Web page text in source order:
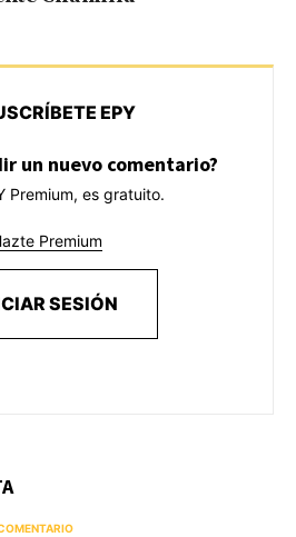
EPY
un nuevo comentario?
Premium, es gratuito.
Premium
SESIÓN